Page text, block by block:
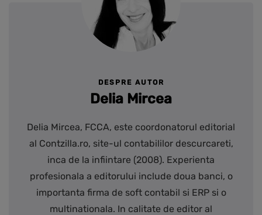
DESPRE AUTOR
Delia Mircea
Delia Mircea, FCCA, este coordonatorul editorial
al Contzilla.ro, site-ul contabililor descurcareti,
inca de la infiintare (2008). Experienta
profesionala a editorului include doua banci, o
importanta firma de soft contabil si ERP si o
multinationala. In calitate de editor al